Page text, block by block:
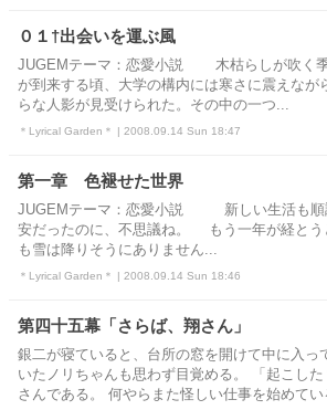
０１†出会いを運ぶ風
JUGEMテーマ：恋愛小説 木枯らしが吹く季
が到来する頃、大学の構内には寒さに震えなが
らな人影が見受けられた。その中の一つ...
＊Lyrical Garden＊ | 2008.09.14 Sun 18:47
第一章 色褪せた世界
JUGEMテーマ：恋愛小説 新しい生活も
安だったのに、不思議ね。 もう一年が経と
も雪は降りそうにありません...
＊Lyrical Garden＊ | 2008.09.14 Sun 18:46
第四十五幕「さらば、翔さん」
銀二が寝ていると、台所の窓を開けて中に入っ
いたノリちゃんも思わず目覚める。 「起こし
さんである。 何やらまた怪しい仕事を始めてい